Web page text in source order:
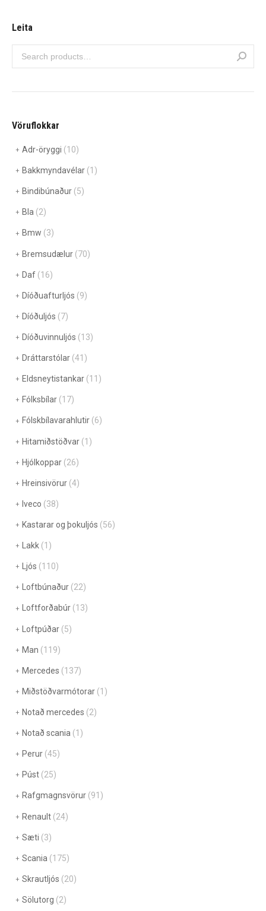
Leita
Vöruflokkar
Adr-öryggi (10)
Bakkmyndavélar (1)
Bindibúnaður (5)
Bla (2)
Bmw (3)
Bremsudælur (70)
Daf (16)
Díóðuafturljós (9)
Díóðuljós (7)
Díóðuvinnuljós (13)
Dráttarstólar (41)
Eldsneytistankar (11)
Fólksbílar (17)
Fólskbílavarahlutir (6)
Hitamiðstöðvar (1)
Hjólkoppar (26)
Hreinsivörur (4)
Iveco (38)
Kastarar og þokuljós (56)
Lakk (1)
Ljós (110)
Loftbúnaður (22)
Loftforðabúr (13)
Loftpúðar (5)
Man (119)
Mercedes (137)
Miðstöðvarmótorar (1)
Notað mercedes (2)
Notað scania (1)
Perur (45)
Púst (25)
Rafgmagnsvörur (91)
Renault (24)
Sæti (3)
Scania (175)
Skrautljós (20)
Sölutorg (2)